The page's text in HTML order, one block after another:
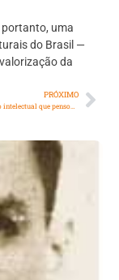
portanto, uma
do Brasil —
da
PRÓXIMO
Guerreiro Ramos: o intelectual que pensou o Brasil além dos padrões estrangeiros